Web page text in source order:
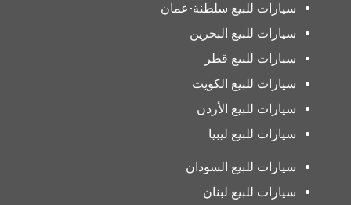
سيارات للبيع سلطنة-عمان
سيارات للبيع البحرين
سيارات للبيع قطر
سيارات للبيع الكويت
سيارات للبيع الأردن
سيارات للبيع ليبيا
سيارات للبيع السودان
سيارات للبيع لبنان